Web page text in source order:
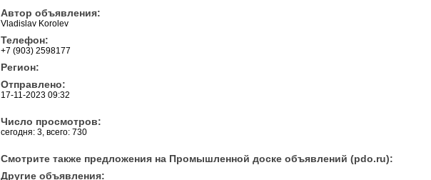
Автор объявления:
Vladislav Korolev
Телефон:
+7 (903) 2598177
Регион:
Отправлено:
17-11-2023 09:32
Число просмотров:
сегодня: 3, всего: 730
Смотрите также предложения на Промышленной доске объявлений (pdo.ru):
Другие объявления: